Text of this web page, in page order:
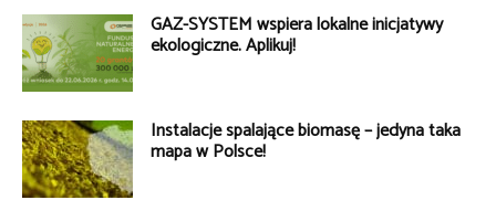
GAZ-SYSTEM wspiera lokalne inicjatywy
ekologiczne. Aplikuj!
Instalacje spalające biomasę – jedyna taka
mapa w Polsce!